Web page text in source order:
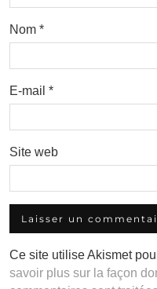
Nom *
E-mail *
Site web
Ce site utilise Akismet
savoir plus sur la façon